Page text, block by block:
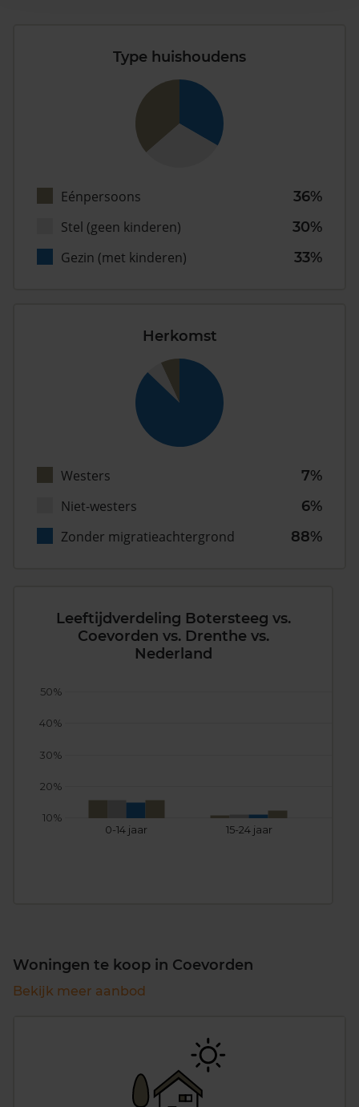
Type huishoudens
Eénpersoons
36%
Stel (geen kinderen)
30%
Gezin (met kinderen)
33%
Herkomst
Westers
7%
Niet-westers
6%
Zonder migratieachtergrond
88%
Leeftijdverdeling Botersteeg vs.
Coevorden vs. Drenthe vs.
Nederland
0-14 jaar 15-24 jaar
10%
20%
30%
40%
50%
Woningen te koop in Coevorden
Bekijk meer aanbod